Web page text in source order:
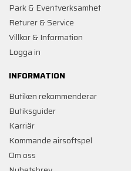
Park & Eventverksamhet
Returer & Service
Villkor & Information
Logga in
INFORMATION
Butiken rekommenderar
Butiksguider
Karriär
Kommande airsoftspel
Om oss